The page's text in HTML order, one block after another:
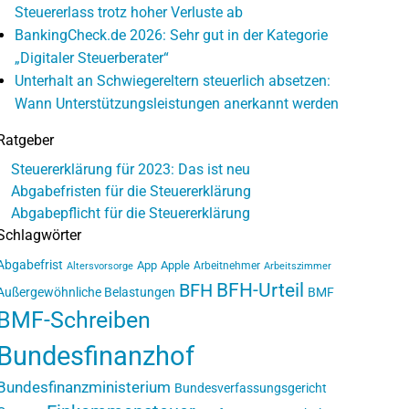
Steuererlass trotz hoher Verluste ab
BankingCheck.de 2026: Sehr gut in der Kategorie
„Digitaler Steuerberater“
Unterhalt an Schwiegereltern steuerlich absetzen:
Wann Unterstützungsleistungen anerkannt werden
Steuererklärung für 2023: Das ist neu
Abgabefristen für die Steuererklärung
Abgabepflicht für die Steuererklärung
Altersvorsorge App Apple Arbeitnehmer Arbeitszimmer
Belastungen BFH BFH-Urteil BMF
Schreiben
Bundesverfassungsgericht